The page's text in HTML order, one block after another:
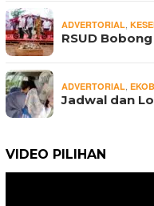
ADVERTORIAL,
RSUD
ADVERTORIAL,
Jadwal dan
VIDEO PILIHAN